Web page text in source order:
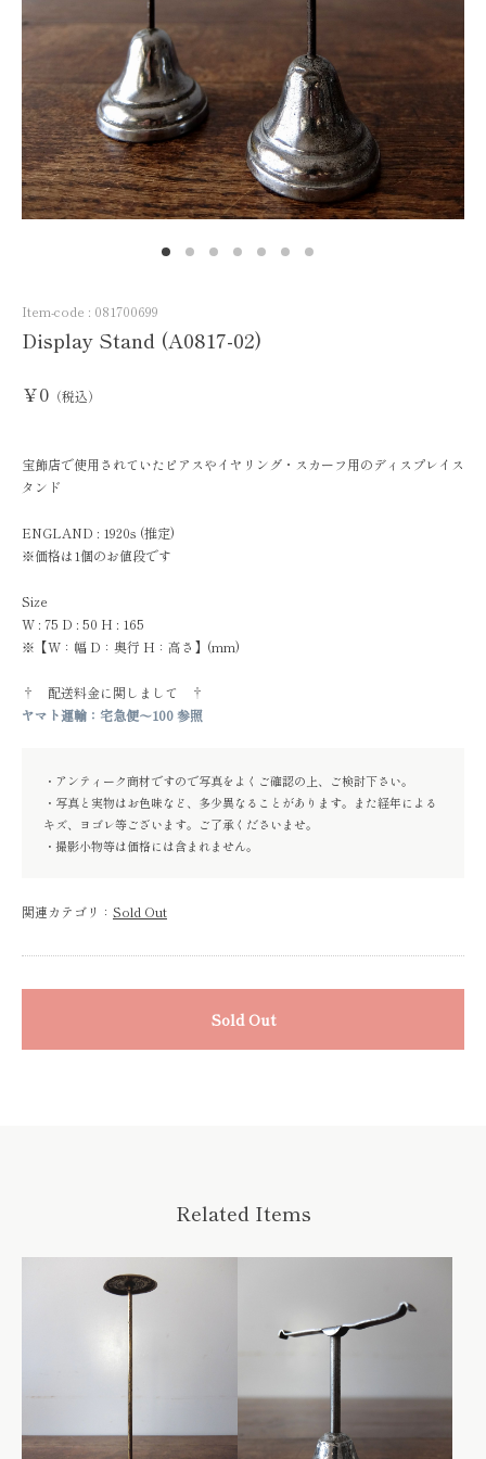
Item-code : 081700699
Display Stand (A0817-02)
￥0 （税込）
宝飾店で使用されていたピアスやイヤリング・スカーフ用のディスプレイス
タンド
ENGLAND : 1920s (推定)
※価格は1個のお値段です
Size
W : 75 D : 50 H : 165
※【W：幅 D：奥行 H：高さ】(mm)
† 配送料金に関しまして †
ヤマト運輸：宅急便～100 参照
・アンティーク商材ですので写真をよくご確認の上、ご検討下さい。
・写真と実物はお色味など、多少異なることがあります。また経年による
キズ、ヨゴレ等ございます。ご了承くださいませ。
・撮影小物等は価格には含まれません。
関連カテゴリ： Sold Out
Sold Out
Related Items